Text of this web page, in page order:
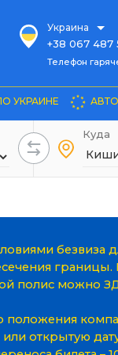
Украина
+38 067 487
Телефон гарячей
Довідка
+38 044 486
+38 067 240
Телефон
УКРАИНЕ
Куда
безвиза
границы.
полис можно
открытую